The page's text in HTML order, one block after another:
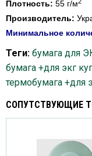
Плотность: 55 г/м
Производитель:
Минимальное
Теги: бумага для
бумага +для экг
термобумага +для
СОПУТСТВУЮЩИЕ